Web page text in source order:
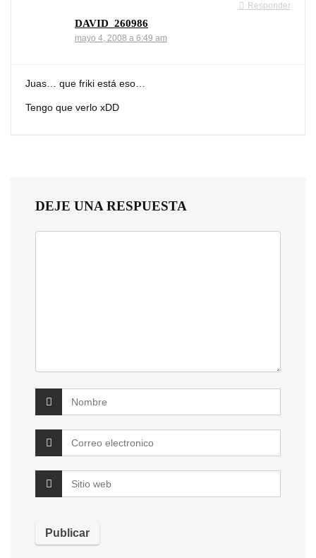
Responder
DAVID_260986
mayo 4, 2008 a 6:49 am
Juas… que friki está eso…
Tengo que verlo xDD
DEJE UNA RESPUESTA